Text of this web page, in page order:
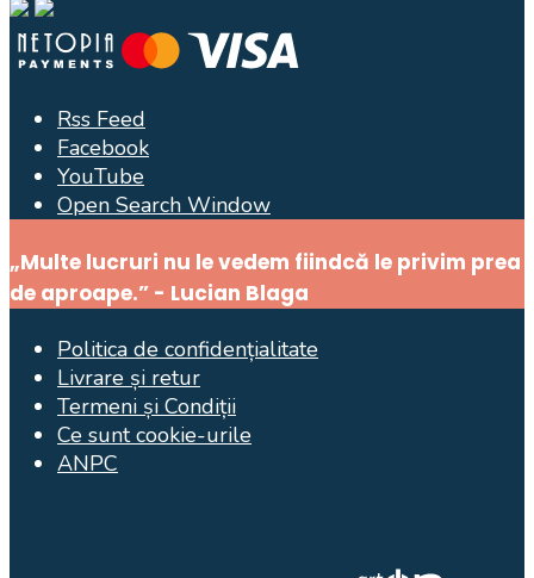
Rss Feed
Facebook
YouTube
Open Search Window
„Multe lucruri nu le vedem fiindcă le privim prea
de aproape.” - Lucian Blaga
Politica de confidențialitate
Livrare și retur
Termeni și Condiții
Ce sunt cookie-urile
ANPC